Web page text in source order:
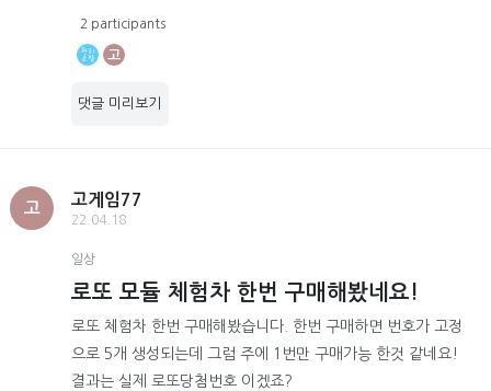
2 participants
고
댓글 미리보기
고
고게임77
22.04.18
일상
로또 모듈 체험차 한번 구매해봤네요!
로또 체험차 한번 구매해봤습니다. 한번 구매하면 번호가 고정
으로 5개 생성되는데 그럼 주에 1번만 구매가능 한것 같네요!
결과는 실제 로또당첨번호 이겠죠?